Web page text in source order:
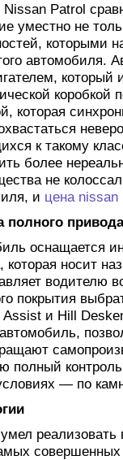
Nissan Patrol
уместно не
которыми
автомобиля.
который
которая
к такому
более
не
и цена nissan
полного привода
оснащается
которая носит
водителю
покрытия
и Hill
полный
— по